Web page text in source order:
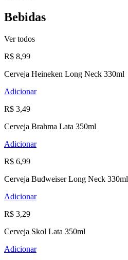
Bebidas
Ver todos
R$ 8,99
Cerveja Heineken Long Neck 330ml
Adicionar
R$ 3,49
Cerveja Brahma Lata 350ml
Adicionar
R$ 6,99
Cerveja Budweiser Long Neck 330ml
Adicionar
R$ 3,29
Cerveja Skol Lata 350ml
Adicionar